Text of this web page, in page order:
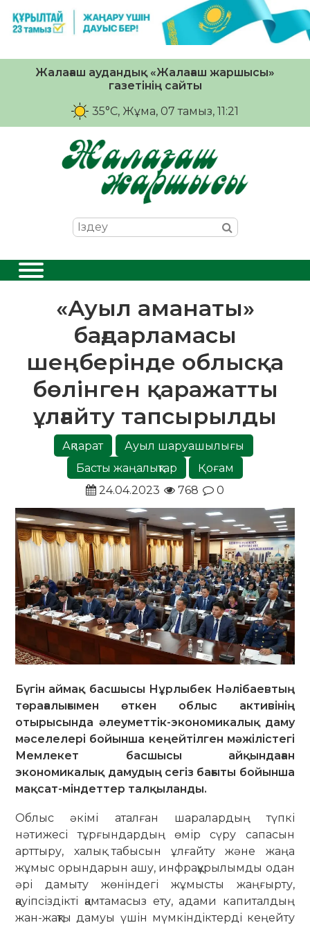
Жалағаш аудандық «Жалағаш жаршысы»
газетінің сайты
35°C, Жұма, 07 тамыз, 11:21
«Ауыл аманаты»
бағдарламасы
шеңберінде облысқа
бөлінген қаражатты
ұлғайту тапсырылды
Ақпарат
Ауыл шаруашылығы
Басты жаңалықтар
Қоғам
24.04.2023
768 0
Бүгін аймақ басшысы Нұрлыбек Нәлібаевтың
төрағалығымен өткен облыс активінің
отырысында әлеуметтік-экономикалық даму
мәселелері бойынша кеңейтілген мәжілістегі
Мемлекет басшысы айқындаған
экономикалық дамудың сегіз бағыты бойынша
мақсат-міндеттер талқыланды.
Облыс әкімі аталған шаралардың түпкі
нәтижесі тұрғындардың өмір сүру сапасын
арттыру, халық табысын ұлғайту және жаңа
жұмыс орындарын ашу, инфрақұрылымды одан
әрі дамыту жөніндегі жұмысты жаңғырту,
қауіпсіздікті қамтамасыз ету, адами капиталдың
жан-жақты дамуы үшін мүмкіндіктерді кеңейту